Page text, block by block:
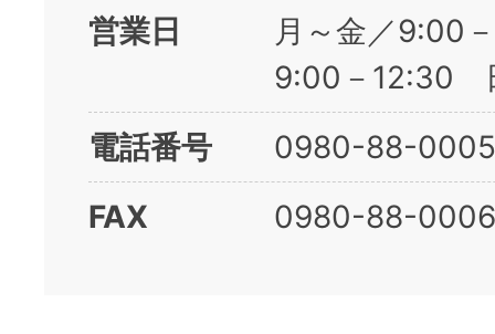
営業日
月～金／9:00
9:00－12:30
電話番号
0980-88-0005
FAX
0980-88-0006